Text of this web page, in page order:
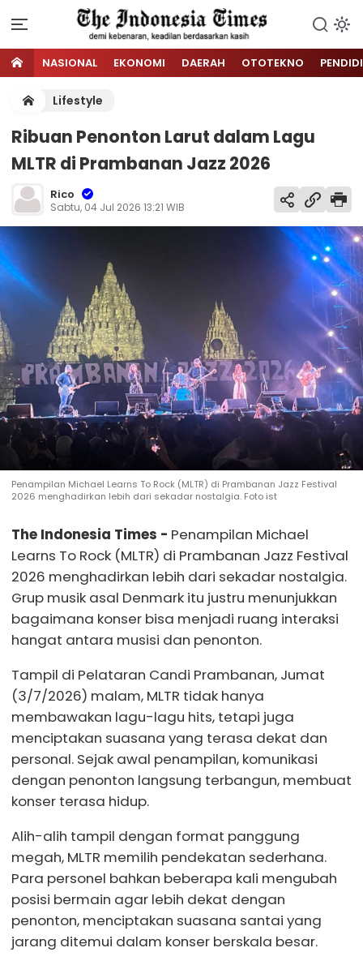
NASIONAL EKONOMI DAERAH OTOTEKNO
Lifestyle
Ribuan Penonton Larut dalam Lagu
MLTR di Prambanan Jazz 2026
Rico
Sabtu, 04 Jul 2026 13:21 WIB
Penampilan Michael Learns To Rock (MLTR) di Prambanan Jazz Festival
2026 menghadirkan lebih dari sekadar nostalgia. Foto ist
The Indonesia Times - Penampilan Michael
Learns To Rock (MLTR) di Prambanan Jazz Festival
2026 menghadirkan lebih dari sekadar nostalgia.
Grup musik asal Denmark itu justru menunjukkan
bagaimana konser bisa menjadi ruang interaksi
hangat antara musisi dan penonton.
Tampil di Pelataran Candi Prambanan, Jumat
(3/7/2026) malam, MLTR tidak hanya
membawakan lagu-lagu hits, tetapi juga
menciptakan suasana yang terasa dekat dan
personal. Sejak awal penampilan, komunikasi
dengan penonton langsung terbangun, membuat
konser terasa hidup.
Alih-alih tampil dengan format panggung
megah, MLTR memilih pendekatan sederhana.
Para personel bahkan beberapa kali mengubah
posisi bermain agar lebih dekat dengan
penonton, menciptakan suasana santai yang
jarang ditemui dalam konser berskala besar.